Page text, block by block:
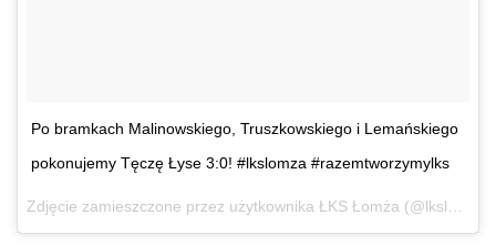
Po bramkach Malinowskiego, Truszkowskiego i Lemańskiego
pokonujemy Tęczę Łyse 3:0! #lkslomza #razemtworzymylks